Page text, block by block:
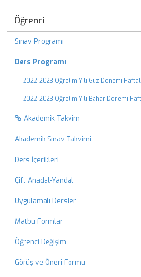
Öğrenci
Sınav Programı
Ders Programı
- 2022-2023 Öğretim Yılı Güz Dönemi
- 2022-2023 Öğretim Yılı Bahar Dönemi
Akademik Takvim
Akademik Sınav Takvimi
Ders İçerikleri
Çift Anadal-Yandal
Uygulamalı Dersler
Matbu Formlar
Öğrenci Değişim
Görüş ve Öneri Formu